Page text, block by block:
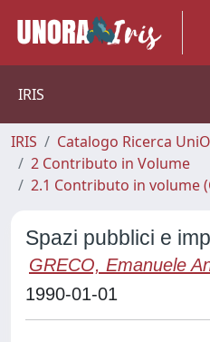
IRIS
IRIS
Catalogo Ricerca
2 Contributo in Volume
2.1 Contributo in volume
Spazi pubblici e
GRECO, Emanuele
1990-01-01